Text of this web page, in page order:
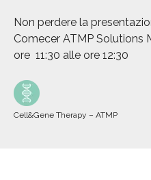
Non perdere la
Comecer ATMP Solutions
ore 11:30 alle ore 12:30
Cell&Gene Therapy – ATMP